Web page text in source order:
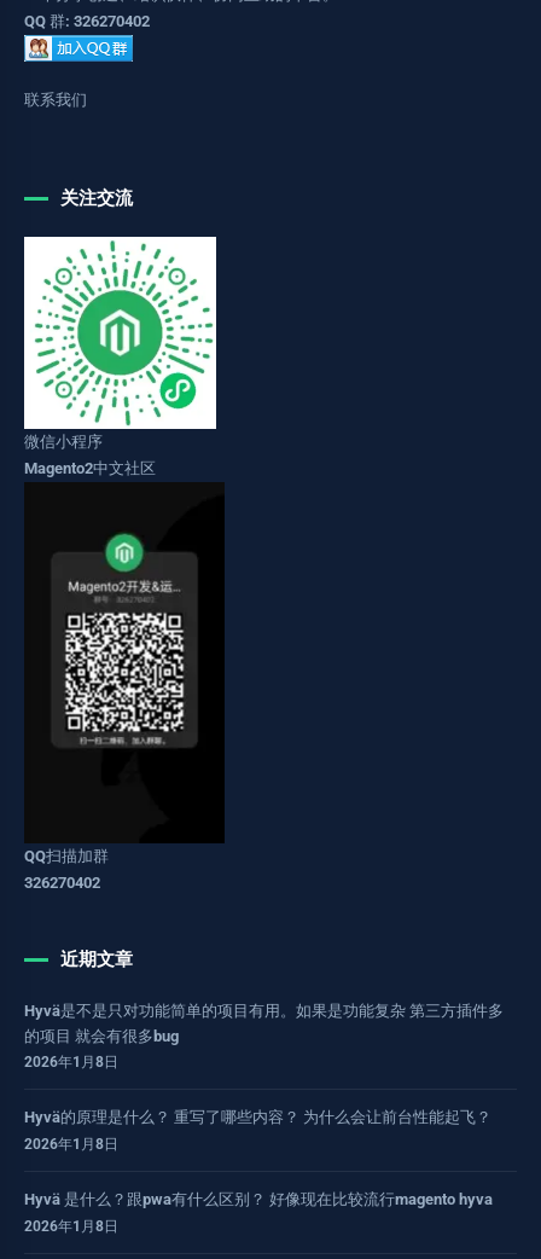
QQ 群: 326270402
联系我们
关注交流
微信小程序
Magento2中文社区
QQ扫描加群
326270402
近期文章
Hyvä是不是只对功能简单的项目有用。如果是功能复杂 第三方插件多
的项目 就会有很多bug
2026年1月8日
Hyvä的原理是什么？ 重写了哪些内容？ 为什么会让前台性能起飞？
2026年1月8日
Hyvä 是什么？跟pwa有什么区别？ 好像现在比较流行magento hyva
2026年1月8日